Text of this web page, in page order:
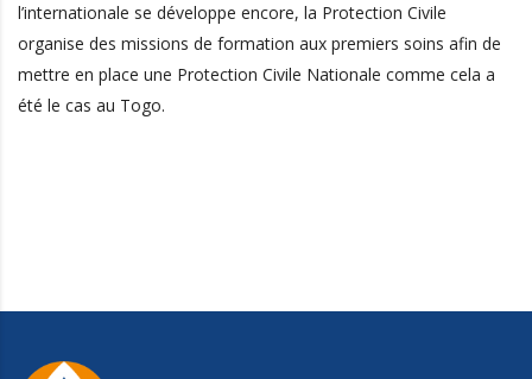
l’internationale se développe encore, la Protection Civile
organise des missions de formation aux premiers soins afin de
mettre en place une Protection Civile Nationale comme cela a
été le cas au Togo.